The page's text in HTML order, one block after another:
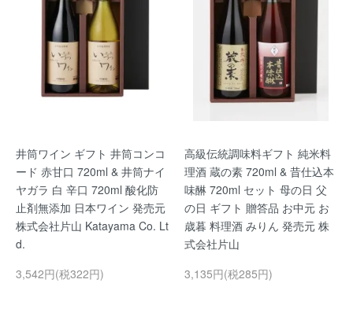
井筒ワイン ギフト 井筒コンコ
ード 赤甘口 720ml & 井筒ナイ
ヤガラ 白 辛口 720ml 酸化防
止剤無添加 日本ワイン 発売元
株式会社片山 Katayama Co. Lt
d.
3,542円(税322円)
高級伝統調味料ギフト 純米料
理酒 蔵の素 720ml & 昔仕込本
味醂 720ml セット 母の日 父
の日 ギフト 贈答品 お中元 お
歳暮 料理酒 みりん 発売元 株
式会社片山
3,135円(税285円)